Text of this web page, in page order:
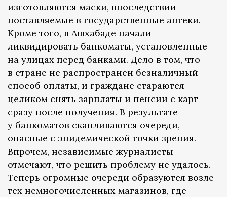
изготовляются маски, впоследствии
поставляемые в государственные аптеки.
Кроме того, в Ашхабаде начали
ликвидировать банкоматы, установленные
на улицах перед банками. Дело в том, что
в стране не распространен безналичный
способ оплаты, и граждане стараются
целиком снять зарплаты и пенсии с карт
сразу после получения. В результате
у банкоматов скапливаются очереди,
опасные с эпидемической точки зрения.
Впрочем, независимые журналисты
отмечают, что решить проблему не удалось.
Теперь огромные очереди образуются возле
тех немногочисленных магазинов, где